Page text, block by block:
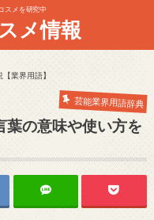
スメを研究中
メ情報
業界用語】
芸能業界用語辞典
葉の意味や使い方を